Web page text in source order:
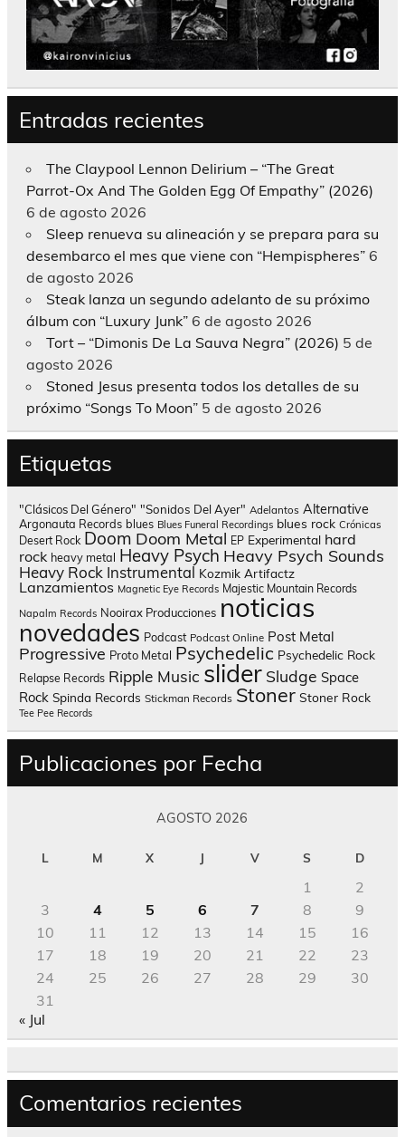
Entradas recientes
The Claypool Lennon Delirium – “The Great
Parrot-Ox And The Golden Egg Of Empathy” (2026)
6 de agosto 2026
Sleep renueva su alineación y se prepara para su
desembarco el mes que viene con “Hempispheres” 6
de agosto 2026
Steak lanza un segundo adelanto de su próximo
álbum con “Luxury Junk” 6 de agosto 2026
Tort – “Dimonis De La Sauva Negra” (2026) 5 de
agosto 2026
Stoned Jesus presenta todos los detalles de su
próximo “Songs To Moon” 5 de agosto 2026
Etiquetas
"Clásicos Del Género" "Sonidos Del Ayer" Adelantos Alternative
Argonauta Records blues Blues Funeral Recordings blues rock Crónicas
Desert Rock Doom Doom Metal EP Experimental hard
rock heavy metal Heavy Psych Heavy Psych Sounds
Heavy Rock Instrumental Kozmik Artifactz
Lanzamientos Magnetic Eye Records Majestic Mountain Records
Napalm Records Nooirax Producciones noticias
novedades Podcast Podcast Online Post Metal
Progressive Proto Metal Psychedelic Psychedelic Rock
Relapse Records Ripple Music slider Sludge Space
Rock Spinda Records Stickman Records Stoner Stoner Rock
Tee Pee Records
Publicaciones por Fecha
AGOSTO 2026
L M X J V S D
1
2
3
4 5 6 7 8
9
10
11 12 13 14 15
16
17
18 19 20 21 22
23
24
25 26 27 28 29
30
31
« Jul
Comentarios recientes